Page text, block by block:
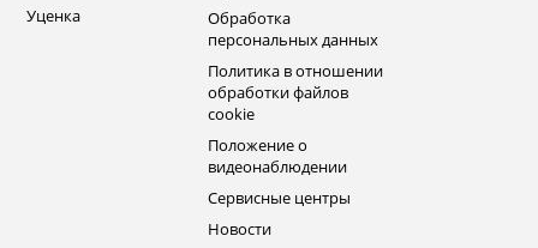
Уценка
Обработка
персональных данных
Политика в отношении
обработки файлов
cookie
Положение о
видеонаблюдении
Сервисные центры
Новости